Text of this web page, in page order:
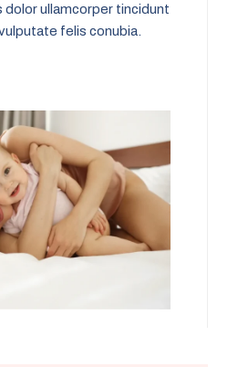
dolor ullamcorper tincidunt
felis conubia.